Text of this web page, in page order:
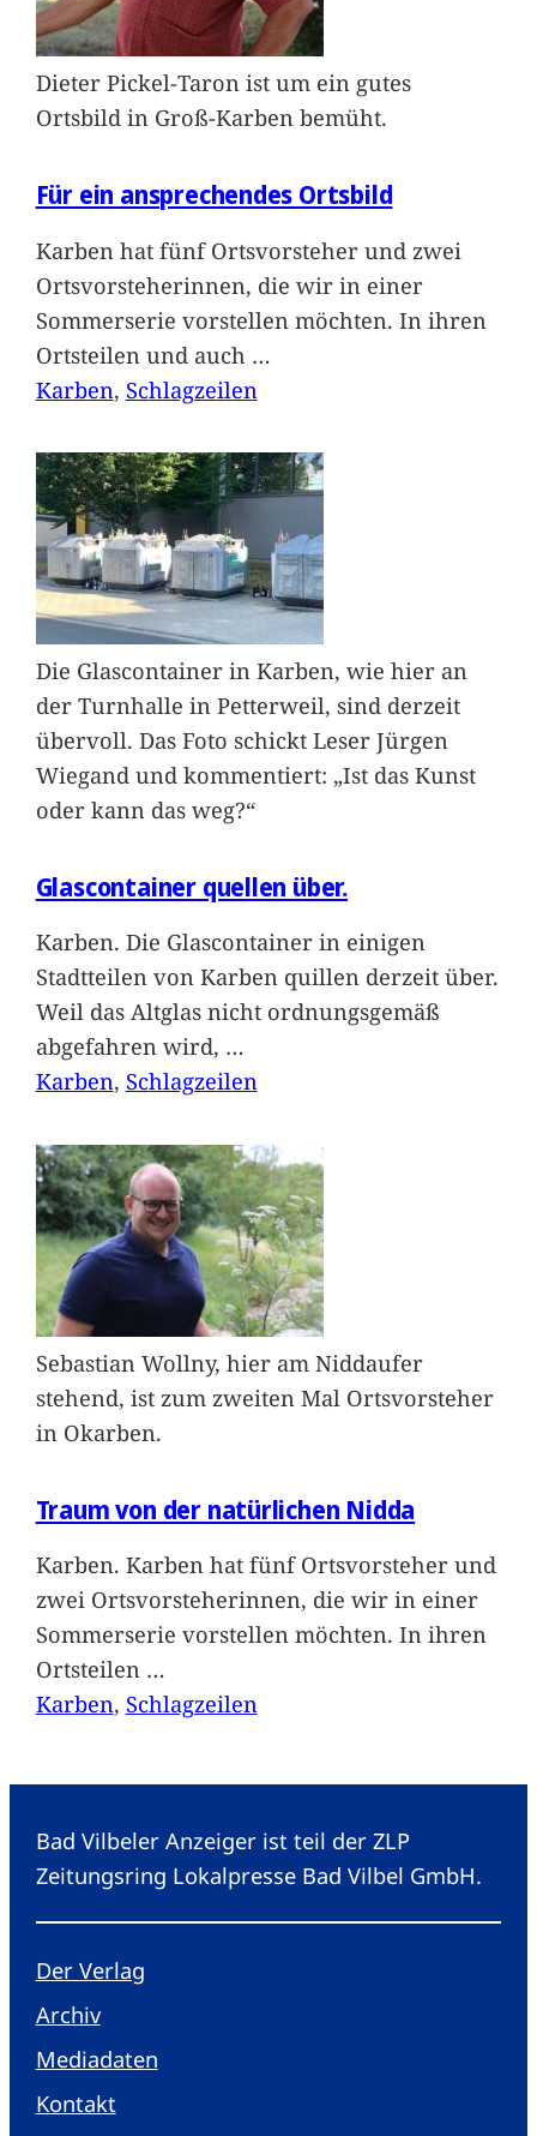
Dieter Pickel-Taron ist um ein gutes
Ortsbild in Groß-Karben bemüht.
Für ein ansprechendes Ortsbild
Karben hat fünf Ortsvorsteher und zwei
Ortsvorsteherinnen, die wir in einer
Sommerserie vorstellen möchten. In ihren
Ortsteilen und auch …
Karben, Schlagzeilen
Die Glascontainer in Karben, wie hier an
der Turnhalle in Petterweil, sind derzeit
übervoll. Das Foto schickt Leser Jürgen
Wiegand und kommentiert: „Ist das Kunst
oder kann das weg?“
Glascontainer quellen über.
Karben. Die Glascontainer in einigen
Stadtteilen von Karben quillen derzeit über.
Weil das Altglas nicht ordnungsgemäß
abgefahren wird, …
Karben, Schlagzeilen
Sebastian Wollny, hier am Niddaufer
stehend, ist zum zweiten Mal Ortsvorsteher
in Okarben.
Traum von der natürlichen Nidda
Karben. Karben hat fünf Ortsvorsteher und
zwei Ortsvorsteherinnen, die wir in einer
Sommerserie vorstellen möchten. In ihren
Ortsteilen …
Karben, Schlagzeilen
Bad Vilbeler Anzeiger ist teil der ZLP
Zeitungsring Lokalpresse Bad Vilbel GmbH.
Der Verlag
Archiv
Mediadaten
Kontakt